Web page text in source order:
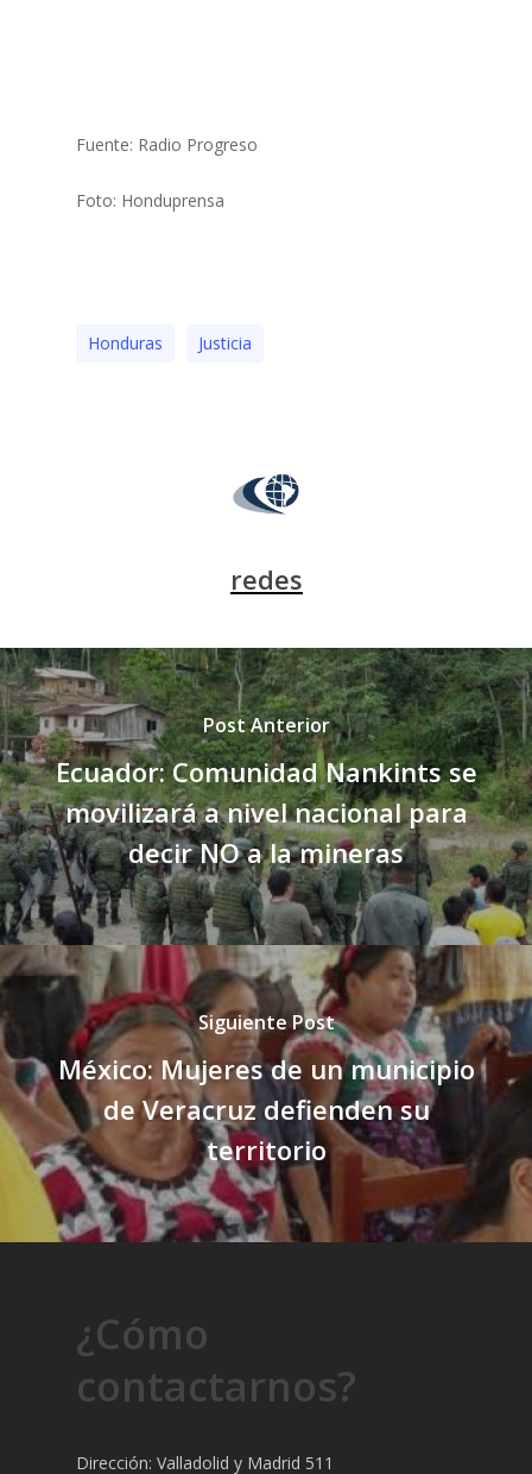
Fuente: Radio Progreso
Foto: Honduprensa
Honduras Justicia
redes
Post Anterior
Ecuador: Comunidad Nankints se
movilizará a nivel nacional para
decir NO a la mineras
Siguiente Post
México: Mujeres de un municipio
de Veracruz defienden su
territorio
¿Cómo
contactarnos?
Dirección: Valladolid y Madrid 511